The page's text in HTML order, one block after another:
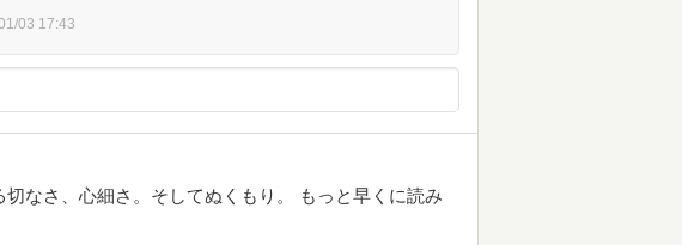
03 17:43
なさ、心細さ。そしてぬくもり。 もっと早くに読み